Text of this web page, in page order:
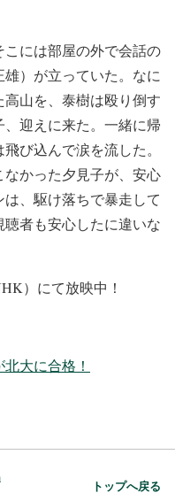
には部屋の外で会話の
）が立っていた。なに
山を、泰樹は殴り倒す
迎えに来た。一緒に帰
び込んで涙を流した。
かった夕見子が、安心
、駆け落ちで暴走して
者も安心したに違いな
）にて放映中！
大に合格！
トップへ戻る